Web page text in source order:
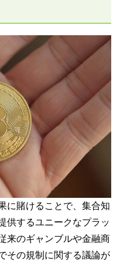
に賭けることで、集合知
供するユニークなプラッ
来のギャンブルや金融商
その規制に関する議論が